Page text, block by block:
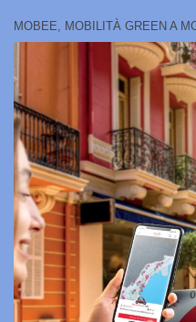
MOBEE, MOBILITÀ GREEN A